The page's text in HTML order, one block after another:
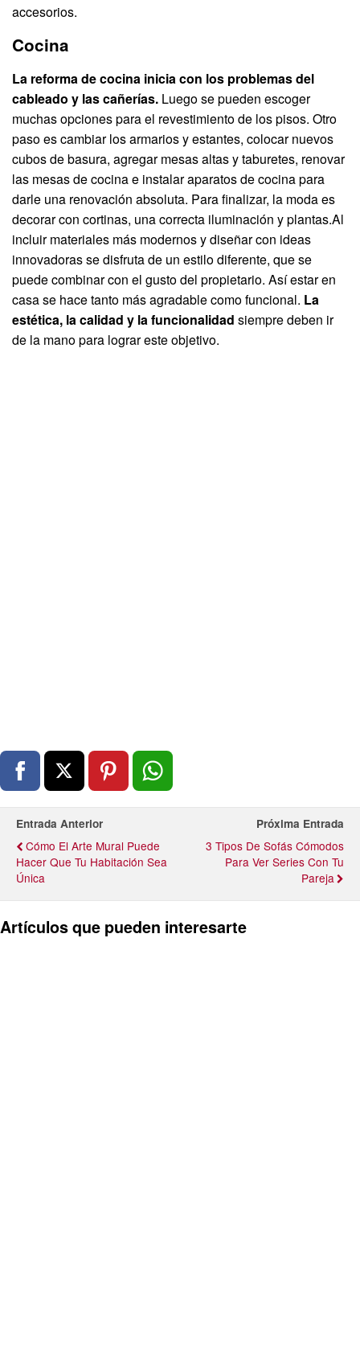
accesorios.
Cocina
La reforma de cocina inicia con los problemas del
cableado y las cañerías. Luego se pueden escoger
muchas opciones para el revestimiento de los pisos. Otro
paso es cambiar los armarios y estantes, colocar nuevos
cubos de basura, agregar mesas altas y taburetes, renovar
las mesas de cocina e instalar aparatos de cocina para
darle una renovación absoluta. Para finalizar, la moda es
decorar con cortinas, una correcta iluminación y plantas.Al
incluir materiales más modernos y diseñar con ideas
innovadoras se disfruta de un estilo diferente, que se
puede combinar con el gusto del propietario. Así estar en
casa se hace tanto más agradable como funcional. La
estética, la calidad y la funcionalidad siempre deben ir
de la mano para lograr este objetivo.
Entrada Anterior
Cómo El Arte Mural Puede
Hacer Que Tu Habitación Sea
Única
Próxima Entrada
3 Tipos De Sofás Cómodos
Para Ver Series Con Tu
Pareja
Artículos que pueden interesarte